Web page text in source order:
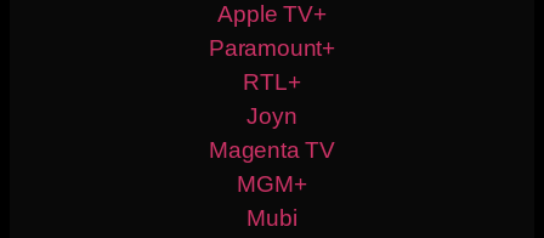
Apple TV+
Paramount+
RTL+
Joyn
Magenta TV
MGM+
Mubi